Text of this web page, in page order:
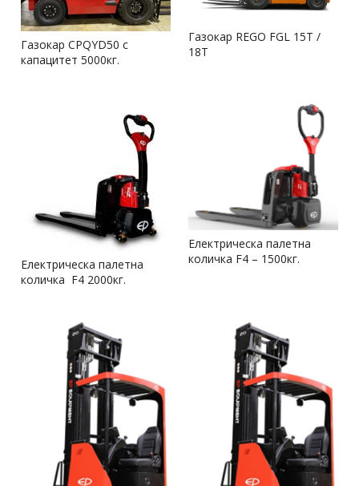
Газокар CPQYD50 с
капацитет 5000кг.
Газокар REGO FGL 15T /
18Т
Електрическа палетна
количка F4 2000кг.
Електрическа палетна
количка F4 – 1500кг.